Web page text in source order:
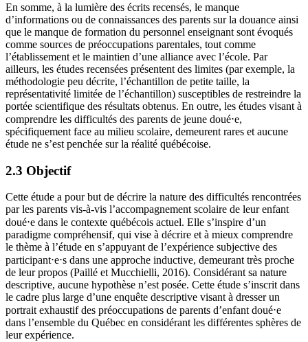
En somme, à la lumière des écrits recensés, le manque
d’informations ou de connaissances des parents sur la douance ainsi
que le manque de formation du personnel enseignant sont évoqués
comme sources de préoccupations parentales, tout comme
l’établissement et le maintien d’une alliance avec l’école. Par
ailleurs, les études recensées présentent des limites (par exemple, la
méthodologie peu décrite, l’échantillon de petite taille, la
représentativité limitée de l’échantillon) susceptibles de restreindre la
portée scientifique des résultats obtenus. En outre, les études visant à
comprendre les difficultés des parents de jeune doué⋅e,
spécifiquement face au milieu scolaire, demeurent rares et aucune
étude ne s’est penchée sur la réalité québécoise.
2.3 Objectif
Cette étude a pour but de décrire la nature des difficultés rencontrées
par les parents vis-à-vis l’accompagnement scolaire de leur enfant
doué⋅e dans le contexte québécois actuel. Elle s’inspire d’un
paradigme compréhensif, qui vise à décrire et à mieux comprendre
le thème à l’étude en s’appuyant de l’expérience subjective des
participant⋅e⋅s dans une approche inductive, demeurant très proche
de leur propos (Paillé et Mucchielli, 2016). Considérant sa nature
descriptive, aucune hypothèse n’est posée. Cette étude s’inscrit dans
le cadre plus large d’une enquête descriptive visant à dresser un
portrait exhaustif des préoccupations de parents d’enfant doué⋅e
dans l’ensemble du Québec en considérant les différentes sphères de
leur expérience.